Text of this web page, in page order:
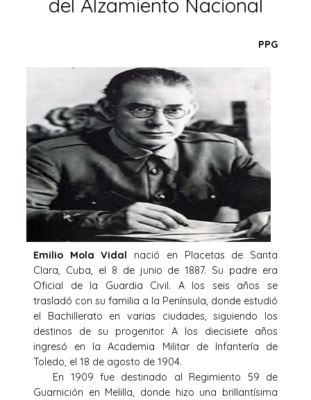
del Alzamiento Nacional
PPG
Emilio Mola Vidal nació en Placetas de Santa
Clara, Cuba, el 8 de junio de 1887. Su padre era
Oficial de la Guardia Civil. A los seis años se
trasladó con su familia a la Península, donde estudió
el Bachillerato en varias ciudades, siguiendo los
destinos de su progenitor. A los diecisiete años
ingresó en la Academia Militar de Infantería de
Toledo, el 18 de agosto de 1904.
En 1909 fue destinado al Regimiento 59 de
Guarnición en Melilla, donde hizo una brillantísima